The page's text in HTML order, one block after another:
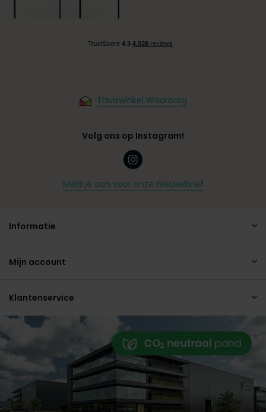
Thuiswinkel Waarborg
Volg ons op Instagram!
Meld je aan voor onze nieuwsbrief
Informatie
Mijn account
Klantenservice